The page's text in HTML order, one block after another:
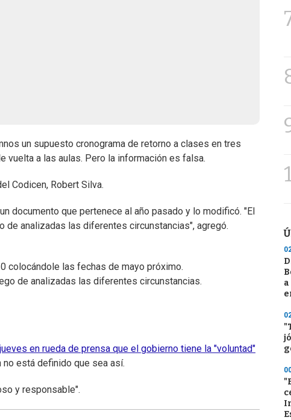
un supuesto cronograma de retorno a clases en tres
vuelta a las aulas. Pero la información es falsa.
Codicen, Robert Silva.
documento que pertenece al año pasado y lo modificó. "El
analizadas las diferentes circunstancias", agregó.
colocándole las fechas de mayo próximo.
de analizadas las diferentes circunstancias.
en rueda de prensa que el gobierno tiene la "voluntad"
no está definido que sea así.
y responsable".